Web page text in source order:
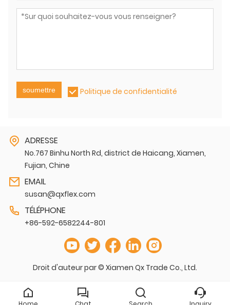
soumettre Politique de confidentialité
ADRESSE
No.767 Binhu North Rd, district de Haicang, Xiamen,
Fujian, Chine
EMAIL
susan@qxflex.com
TÉLÉPHONE
+86-592-6582244-801
Droit d'auteur par © Xiamen Qx Trade Co., Ltd.